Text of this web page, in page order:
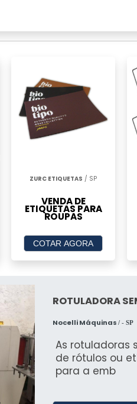
ZURC ETIQUETAS / SP
VENDA DE
ETIQUETAS PARA
ROUPAS
COTAR AGORA
ROTULADORA
Nocelli Máquinas/ - SP
As rotuladoras
de rótulos ou
para a emb